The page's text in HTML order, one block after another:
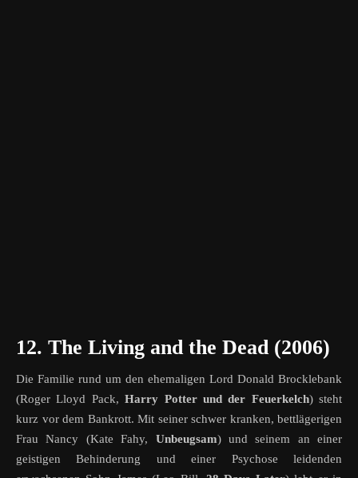
12. The Living and the Dead (2006)
Die Familie rund um den ehemaligen Lord Donald Brocklebank
(Roger Lloyd Pack,Harry Potter und der Feuerkelch) steht
kurz vor dem Bankrott. Mit seiner schwer kranken, bettlägerigen
Frau Nancy (Kate Fahy, Unbeugsam) und seinem an einer
geistigen Behinderung und einer Psychose leidenden